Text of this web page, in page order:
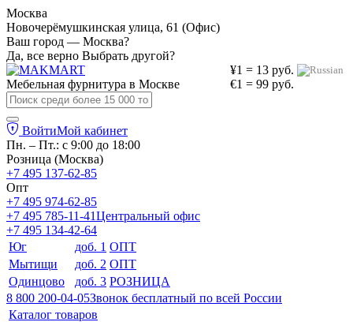
Москва
Новочерёмушкинская улица, 61 (Офис)
Ваш город — Москва?
Да, все верно Выбрать другой?
¥1 = 13 руб.
€1 = 99 руб.
Мебельная фурнитура в Москве
ВойтиМой кабинет
Пн. – Пт.: с 9:00 до 18:00
Розница (Москва)
+7 495 137-62-85
Опт
+7 495 974-62-85
+7 495 785-11-41Центральный офис
+7 495 134-42-64
Юг
доб. 1 ОПТ
Мытищи
доб. 2 ОПТ
Одинцово
доб. 3 РОЗНИЦА
8 800 200-04-05Звонок бесплатный по всей России
Каталог товаров